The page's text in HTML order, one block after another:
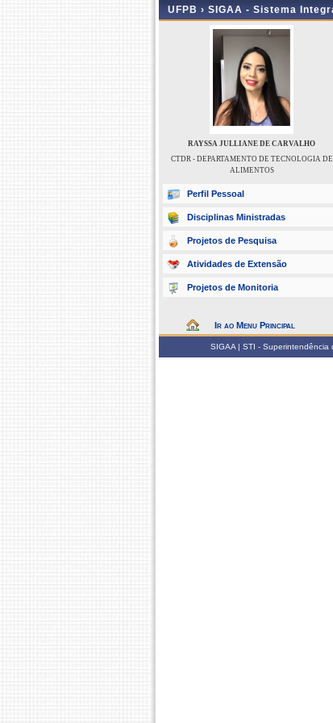
UFPB › SIGAA - Sistema
RAYSSA JULLIANE DE CARVALHO
CTDR - DEPARTAMENTO DE TECNOLOGIA DE
ALIMENTOS
Perfil Pessoal
Disciplinas Ministradas
Projetos de Pesquisa
Atividades de Extensão
Projetos de Monitoria
Ir ao Menu Principal
SIGAA | STI -